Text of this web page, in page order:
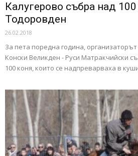
Калугерово събра над
Тодоровден
26.02.2018
За пета поредна година,
Конски Великден - Руси Матракчийски
100 коня, които се надпреварваха в